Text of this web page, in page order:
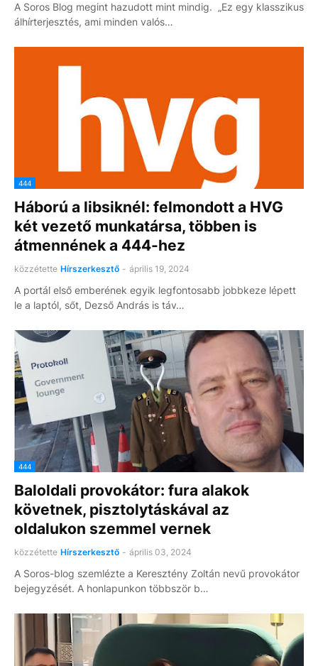
A Soros Blog megint hazudott mint mindig. „Ez egy klasszikus
álhírterjesztés, ami minden valós…
444
Háború a libsiknél: felmondott a HVG
két vezető munkatársa, többen is
átmennének a 444-hez
közzétette Hírszerkesztő - április 19, 2024
A portál első emberének egyik legfontosabb jobbkeze lépett
le a laptól, sőt, Dezső András is táv…
444
Baloldali provokátor: fura alakok
követnek, pisztolytáskával az
oldalukon szemmel vernek
közzétette Hírszerkesztő - április 03, 2024
A Soros-blog szemlézte a Keresztény Zoltán nevű provokátor
bejegyzését. A honlapunkon többször b…